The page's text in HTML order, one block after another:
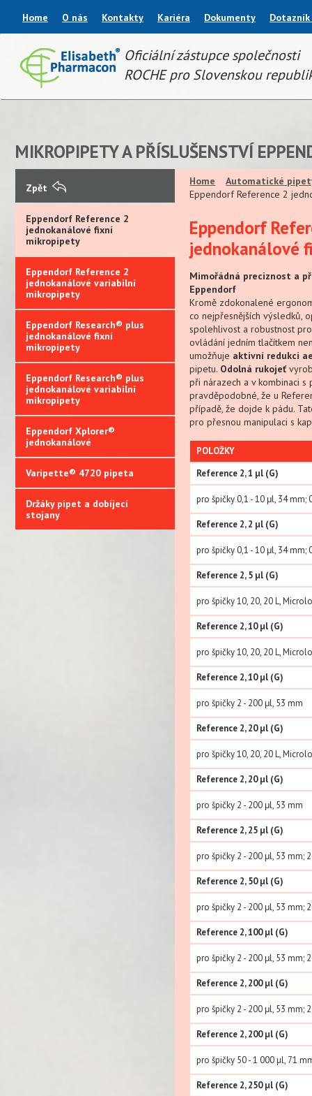
Home O nás Kontakty Kariéra Dokumenty
Oficiální zástupce společnosti
ROCHE pro Slovenskou
MIKROPIPETY A PŘÍSLUŠENSTVÍ
Zpět
Eppendorf Reference 2
jednokanálové fixní
mikropipety
Eppendorf Reference 2
jednokanálové variabilní
mikropipety
Eppendorf Research® plus
jednokanálové fixní
mikropipety
Eppendorf Research® plus
jednokanálové variabilní
mikropipety
Eppendorf Xplorer®
jednokanálové
Varipette® 4720 pipeta
Držáky pipet a dobíjecí
stojany
Home
Automatické
Eppendorf Reference 2
Eppendorf
jednokanálové
Mimořádná preciznost a
Eppendorf
Kromě zdokonalené
co nejpřesnějších výsledků,
spolehlivost a robustnost
ovládání jedním tlačítkem
umožňuje aktivní redukci
pipetu. Odolná rukojeť
při nárazech a v kombinaci
pravděpodobné, že u
případě, že dojde k pádu.
pro přesnou manipulaci s
POLOŽKY
Reference 2, 1 µl (G)
pro špičky 0,1 - 10 μl, 34 mm;
Reference 2, 2 µl (G)
pro špičky 0,1 - 10 μl, 34 mm;
Reference 2, 5 µl (G)
pro špičky 10, 20, 20 L,
Reference 2, 10 µl (G)
pro špičky 10, 20, 20 L,
Reference 2, 10 µl (G)
pro špičky 2 - 200 μl, 53 mm
Reference 2, 20 µl (G)
pro špičky 10, 20, 20 L,
Reference 2, 20 µl (G)
pro špičky 2 - 200 μl, 53 mm
Reference 2, 25 µl (G)
pro špičky 2 - 200 μl, 53 mm;
Reference 2, 50 µl (G)
pro špičky 2 - 200 μl, 53 mm;
Reference 2, 100 µl (G)
pro špičky 2 - 200 μl, 53 mm;
Reference 2, 200 µl (G)
pro špičky 2 - 200 μl, 53 mm;
Reference 2, 200 µl (G)
pro špičky 50 - 1 000 µl, 71
Reference 2, 250 µl (G)